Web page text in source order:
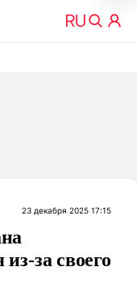
23 декабря 2025 17:15
за своего